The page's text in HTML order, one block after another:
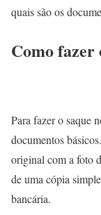
quais são os
Como fazer
Para fazer o saque
documentos
original com a foto
de uma cópia
bancária.